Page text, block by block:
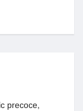
precoce,